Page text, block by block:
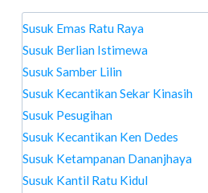
Susuk Emas Ratu Raya
Susuk Berlian Istimewa
Susuk Samber Lilin
Susuk Kecantikan Sekar Kinasih
Susuk Pesugihan
Susuk Kecantikan Ken Dedes
Susuk Ketampanan Dananjhaya
Susuk Kantil Ratu Kidul